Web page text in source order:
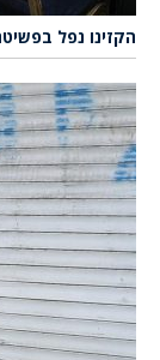
הקזינו נפל